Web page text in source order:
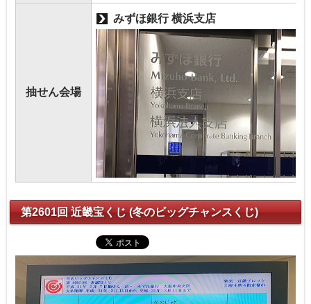
抽せん会場
みずほ銀行 横浜支店
第2601回 近畿宝くじ (冬のビッグチャンスくじ)